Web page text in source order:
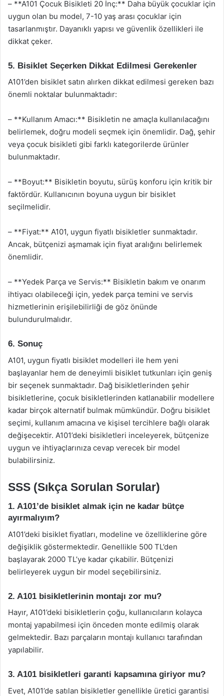
– **A101 Çocuk Bisikleti 20 İnç:** Daha büyük çocuklar için
uygun olan bu model, 7-10 yaş arası çocuklar için
tasarlanmıştır. Dayanıklı yapısı ve güvenlik özellikleri ile
dikkat çeker.
5. Bisiklet Seçerken Dikkat Edilmesi Gerekenler
A101’den bisiklet satın alırken dikkat edilmesi gereken bazı
önemli noktalar bulunmaktadır:
– **Kullanım Amacı:** Bisikletin ne amaçla kullanılacağını
belirlemek, doğru modeli seçmek için önemlidir. Dağ, şehir
veya çocuk bisikleti gibi farklı kategorilerde ürünler
bulunmaktadır.
– **Boyut:** Bisikletin boyutu, sürüş konforu için kritik bir
faktördür. Kullanıcının boyuna uygun bir bisiklet
seçilmelidir.
– **Fiyat:** A101, uygun fiyatlı bisikletler sunmaktadır.
Ancak, bütçenizi aşmamak için fiyat aralığını belirlemek
önemlidir.
– **Yedek Parça ve Servis:** Bisikletin bakım ve onarım
ihtiyacı olabileceği için, yedek parça temini ve servis
hizmetlerinin erişilebilirliği de göz önünde
bulundurulmalıdır.
6. Sonuç
A101, uygun fiyatlı bisiklet modelleri ile hem yeni
başlayanlar hem de deneyimli bisiklet tutkunları için geniş
bir seçenek sunmaktadır. Dağ bisikletlerinden şehir
bisikletlerine, çocuk bisikletlerinden katlanabilir modellere
kadar birçok alternatif bulmak mümkündür. Doğru bisiklet
seçimi, kullanım amacına ve kişisel tercihlere bağlı olarak
değişecektir. A101’deki bisikletleri inceleyerek, bütçenize
uygun ve ihtiyaçlarınıza cevap verecek bir model
bulabilirsiniz.
SSS (Sıkça Sorulan Sorular)
1. A101’de bisiklet almak için ne kadar bütçe
ayırmalıyım?
A101’deki bisiklet fiyatları, modeline ve özelliklerine göre
değişiklik göstermektedir. Genellikle 500 TL’den
başlayarak 2000 TL’ye kadar çıkabilir. Bütçenizi
belirleyerek uygun bir model seçebilirsiniz.
2. A101 bisikletlerinin montajı zor mu?
Hayır, A101’deki bisikletlerin çoğu, kullanıcıların kolayca
montaj yapabilmesi için önceden monte edilmiş olarak
gelmektedir. Bazı parçaların montajı kullanıcı tarafından
yapılabilir.
3. A101 bisikletleri garanti kapsamına giriyor mu?
Evet, A101’de satılan bisikletler genellikle üretici garantisi